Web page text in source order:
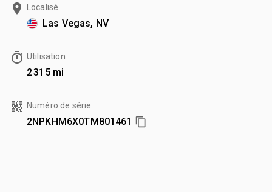
Localisé
Las Vegas, NV
Utilisation
2 315 mi
Numéro de série
2NPKHM6X0TM801461